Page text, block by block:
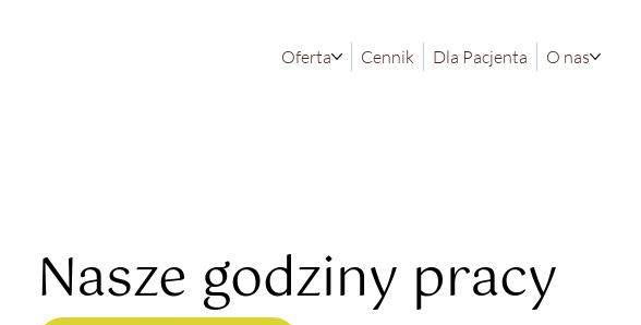
Oferta Cennik Dla Pacjenta O nas
Nasze godziny pracy